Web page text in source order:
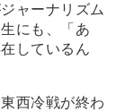
ャーナリズム
にも、「あ
しているん
西冷戦が終わ